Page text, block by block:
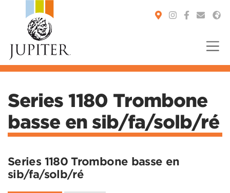
Series 1180 Trombone
basse en sib/fa/solb/ré
Series 1180 Trombone basse en
sib/fa/solb/ré